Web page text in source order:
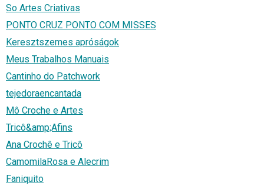
So Artes Criativas
PONTO CRUZ PONTO COM MISSES
Keresztszemes apróságok
Meus Trabalhos Manuais
Cantinho do Patchwork
tejedoraencantada
Mô Croche e Artes
Tricô&amp;Afins
Ana Crochê e Tricô
CamomilaRosa e Alecrim
Faniquito